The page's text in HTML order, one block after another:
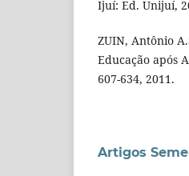
Ijuí: Ed. Unijuí,
ZUIN, Antônio
Educação após
607-634, 2011.
Artigos